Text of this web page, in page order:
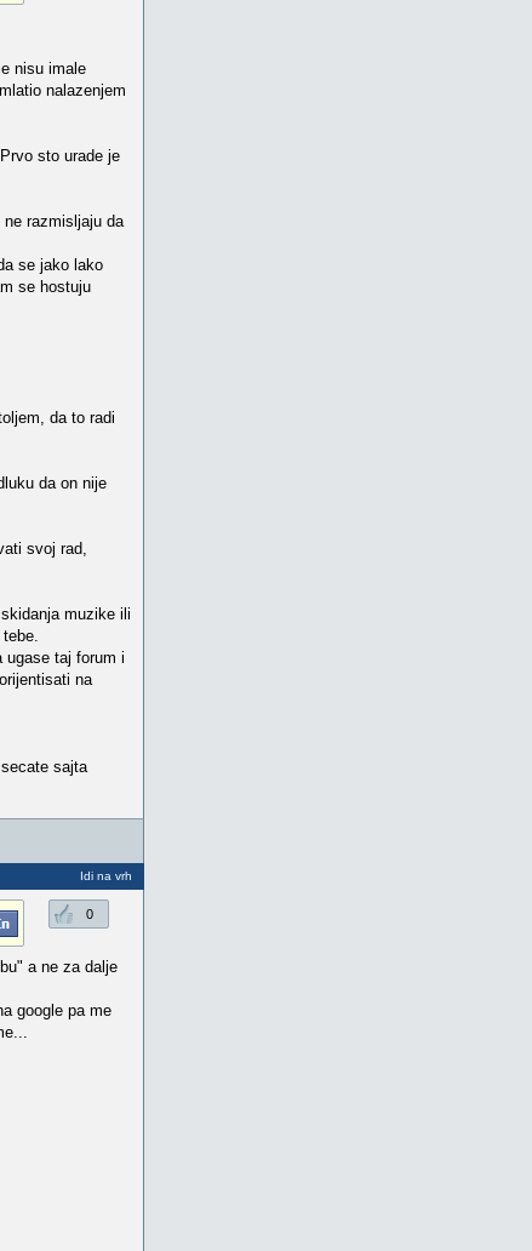
nisu imale
nalazenjem
sto urade je
razmisljaju da
se jako lako
se hostuju
da to radi
da on nije
svoj rad,
muzike ili
ugase taj forum i
na
sajta
Idi na vrh
0
a ne za dalje
google pa me